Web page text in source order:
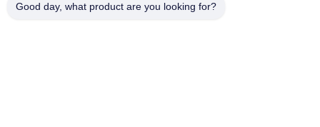
Good day, what product are you looking for?